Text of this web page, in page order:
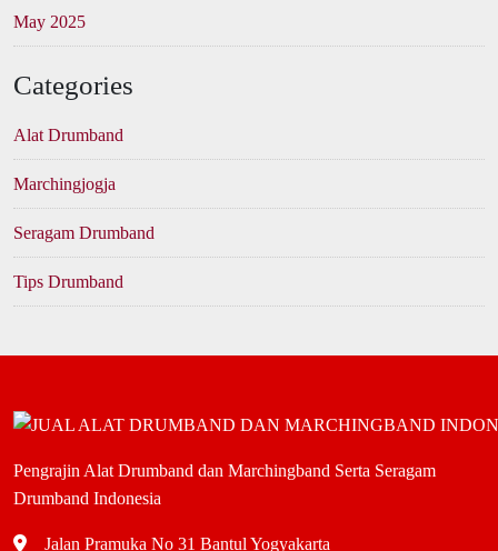
May 2025
Categories
Alat Drumband
Marchingjogja
Seragam Drumband
Tips Drumband
Pengrajin Alat Drumband dan Marchingband Serta Seragam
Drumband Indonesia
Jalan Pramuka No 31 Bantul Yogyakarta